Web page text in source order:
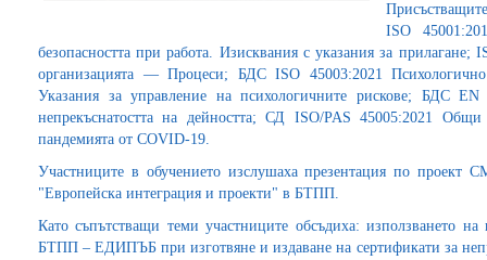
ISO
безопасността при работа. Изисквания с указания за
организацията — Процеси; БДС ISO 45003:2021
Указания за управление на психологичните рискове; БДС
непрекъснатостта на дейността; СД ISO/PAS 45005:2021
пандемията от COVID-19.
Участниците в обучението изслушаха презентация по проект
"Европейска интеграция и проекти" в БТПП.
Като съпътстващи теми участниците обсъдиха: използването
БТПП – ЕДИПЪБ при изготвяне и издаване на сертификати за